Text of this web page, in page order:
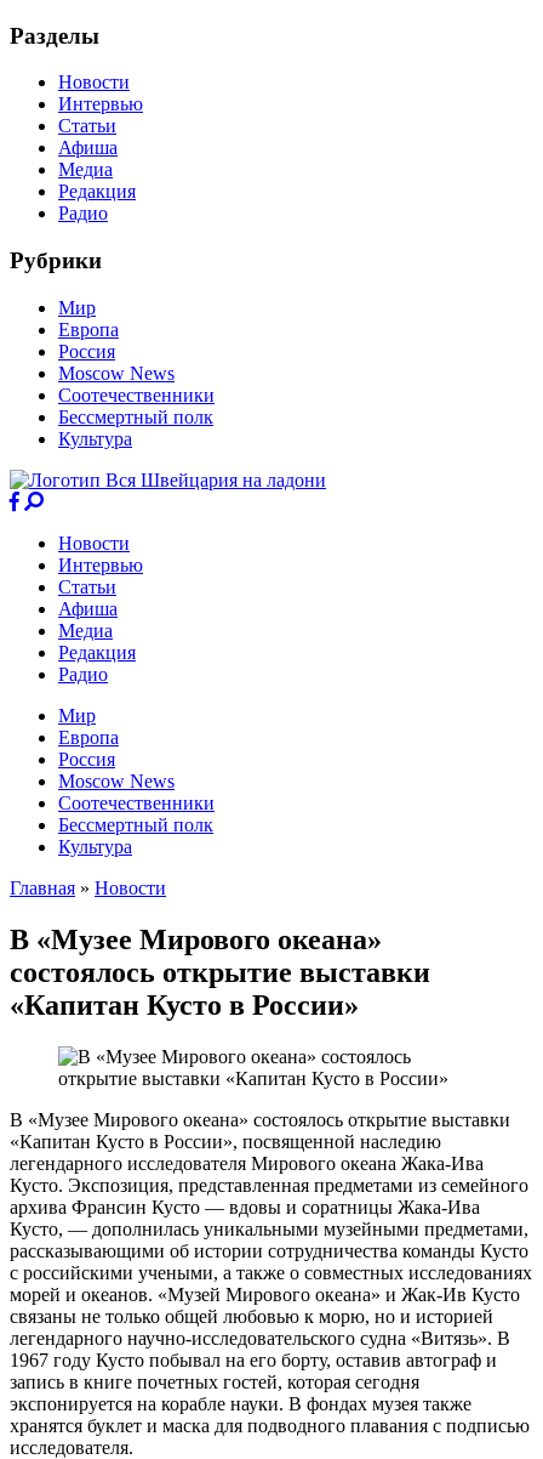
Разделы
Новости
Интервью
Статьи
Афиша
Медиа
Редакция
Радио
Рубрики
Мир
Европа
Россия
Moscow News
Соотечественники
Бессмертный полк
Культура
Новости
Интервью
Статьи
Афиша
Медиа
Редакция
Радио
Мир
Европа
Россия
Moscow News
Соотечественники
Бессмертный полк
Культура
Главная » Новости
В «Музее Мирового океана»
состоялось открытие выставки
«Капитан Кусто в России»
В «Музее Мирового океана» состоялось открытие выставки
«Капитан Кусто в России», посвященной наследию
легендарного исследователя Мирового океана Жака-Ива
Кусто. Экспозиция, представленная предметами из семейного
архива Франсин Кусто — вдовы и соратницы Жака-Ива
Кусто, — дополнилась уникальными музейными предметами,
рассказывающими об истории сотрудничества команды Кусто
с российскими учеными, а также о совместных исследованиях
морей и океанов. «Музей Мирового океана» и Жак-Ив Кусто
связаны не только общей любовью к морю, но и историей
легендарного научно-исследовательского судна «Витязь». В
1967 году Кусто побывал на его борту, оставив автограф и
запись в книге почетных гостей, которая сегодня
экспонируется на корабле науки. В фондах музея также
хранятся буклет и маска для подводного плавания с подписью
исследователя.